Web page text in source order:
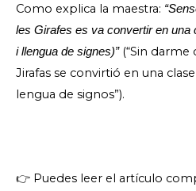
Como explica la maestra:
les Girafes es va convertir en una
i llengua de signes)”(“Sin darme
Jirafas se convirtió en una
lengua de signos”).
👉 Puedes leer el artículo